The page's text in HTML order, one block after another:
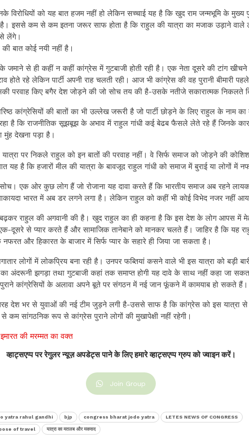
विरोधियों को यह बात हजम नहीं हो लेकिन सच्चाई यह है कि खुद राम जन्मभूमि के मुख्य
है। इससे कम से कम इतना जरूर साफ होता है कि राहुल की यात्रा का मजाक उड़ाने वाले
लेंगे।
बात कोई नयी नहीं है।
जमाने से ही कहीं न कहीं कांग्रेस में गुटबाजी होती रही है। एक नेता दूसरे की टांग खीचने
होते रहे लेकिन पार्टी अपनी राह चलती रही। आज भी कांग्रेस की वह पुरानी बीमारी
परवाह किए बगैर देश जोड़ने की जो सोच तय की है-उसके नतीजे सकारात्मक निकलते
कांग्रेसियों की बातों का भी उल्लेख जरूरी है जो पार्टी छोड़ने के लिए राहुल के नाम का
है कि राजनीतिक सूझबूझ के अभाव में राहुल गांधी कई बेढब फैसले लेते रहे हैं जिनके
मुंह देखना पड़ा है।
पर निकले राहुल को इन बातों की परवाह नहीं। वे सिर्फ समाज को जोड़ने की
यह है कि हजारों मील की यात्रा के बावजूद राहुल गांधी को समाज में बुराई या लोगों में
एक ओर कुछ लोग हैं जो रोजाना यह दावा करते हैं कि भारतीय समाज अब रहने लायक
भारत में अब डर लगने लगा है। लेकिन राहुल को कहीं भी कोई विभेद नजर नहीं
राहुल की अगवानी की है। खुद राहुल का ही कहना है कि इस देश के लोग आपस में
दूसरे से प्यार करते हैं और सामाजिक तानेबाने को मानकर चलते हैं। जाहिर है कि यह
और हिकारत के बाजार में सिर्फ प्यार के सहारे ही जिया जा सकता है।
लोगों में लोकप्रिय बना रही है। उनपर फब्तियां कसने वाले भी इस यात्रा को बड़ी
अंदरूनी झगड़ा तथा गुटबाजी कहां तक समाप्त होगी यह दावे के साथ नहीं कहा जा
कांग्रेसियों के अलावा अपने बूते पर संगठन में नई जान फूंकने में कामयाब हो सकते हैं।
देश भर से युवाओं की नई टीम जुड़ने लगी है-उससे साफ है कि कांग्रेस को इस यात्रा से
कम सांगठनिक रूप से कांग्रेस पुराने लोगों की मुखापेक्षी नहीं रहेगी।
इमारत की मरम्मत का वक्त
व्हाट्सएप्प पर रेगुलर न्यूज़ अपडेट्स पाने के लिए हमारे व्हाट्सएप्प ग्रुप को ज्वाइन करें।
Join Group
yatra rahul gandhi bjp congress bharat jodo yatra LETES NEWS OF CONGRESS
of travel यात्रा का मतलब और मकसद